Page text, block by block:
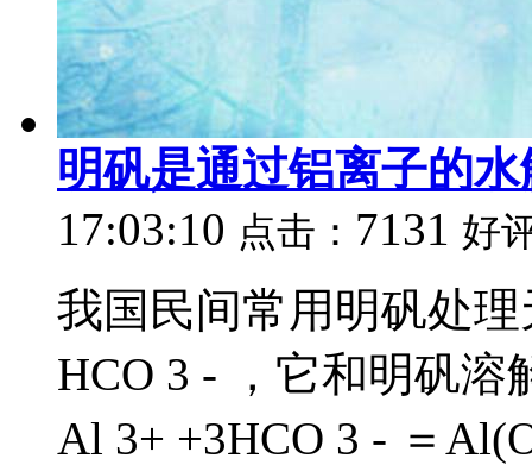
明矾是通过铝离子的
17:03:10 点击： 7131 好
我国民间常用明矾处
HCO 3 - ，它和明矾
Al 3+ +3HCO 3 - ＝